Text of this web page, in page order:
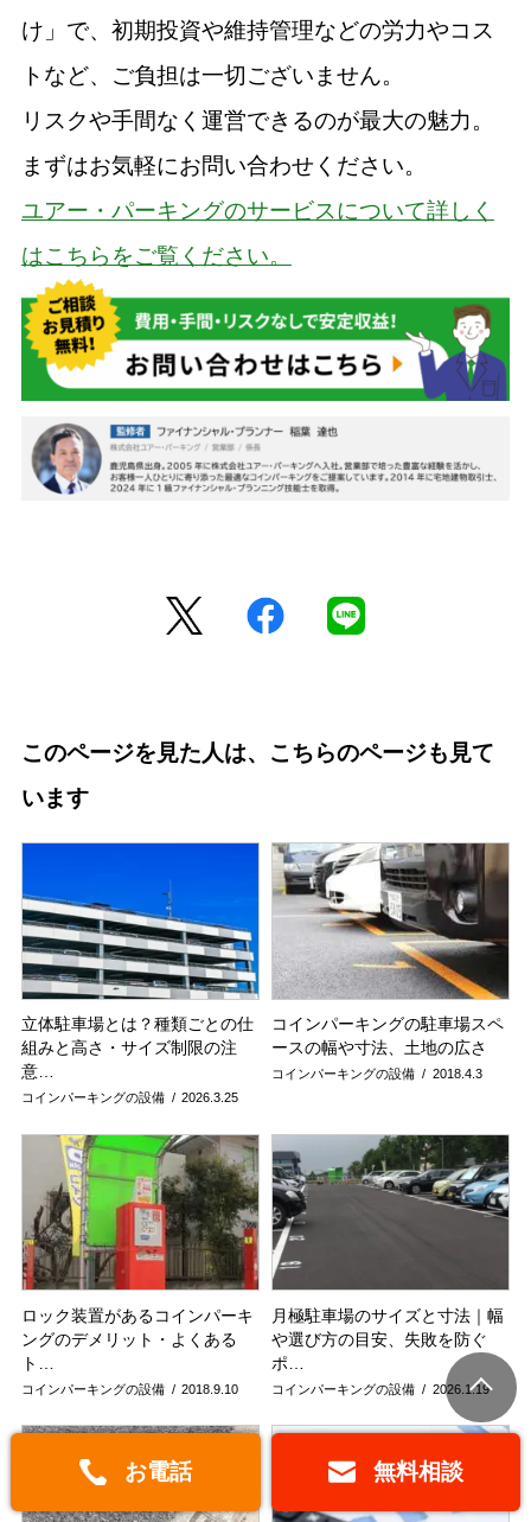
お電話 無料相談
け」で、初期投資や維持管理などの労力やコス
トなど、ご負担は一切ございません。
リスクや手間なく運営できるのが最大の魅力。
まずはお気軽にお問い合わせください。
ユアー・パーキングのサービスについて詳しく
はこちらをご覧ください。
このページを見た人は、こちらのページも見て
います
立体駐車場とは？種類ごとの仕
組みと高さ・サイズ制限の注
意…
2026.3.25
コインパーキングの設備
コインパーキングの駐車場スペ
ースの幅や寸法、土地の広さ
2018.4.3
コインパーキングの設備
ロック装置があるコインパーキ
ングのデメリット・よくある
ト…
2018.9.10
コインパーキングの設備
月極駐車場のサイズと寸法｜幅
や選び方の目安、失敗を防ぐ
ポ…
2026.1.19
コインパーキングの設備